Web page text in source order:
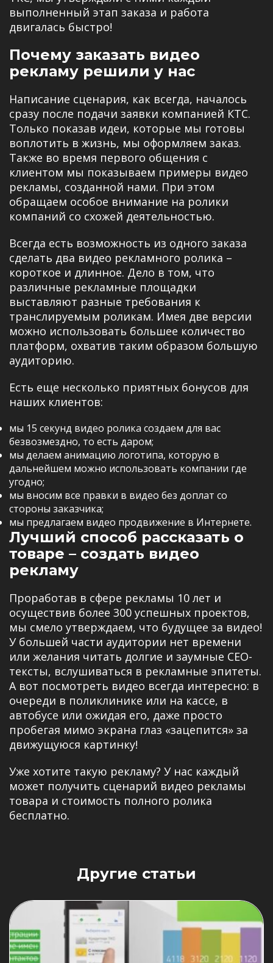
выполненный этап заказа и работа
двигалась быстро!
Почему заказать видео
рекламу решили у нас
Написание сценария, как всегда, началось
сразу после подачи заявки компанией КТС.
Только показав идеи, которые мы готовы
воплотить в жизнь, мы оформляем заказ.
Также во время первого общения с
клиентом мы показываем примеры видео
рекламы, созданной нами. При этом
обращаем особое внимание на ролики
компаний со схожей деятельностью.
Всегда есть возможность из одного заказа
сделать два видео рекламного ролика –
короткое и длинное. Дело в том, что
различные рекламные площадки
выставляют разные требования к
транслируемым роликам. Имея две версии
можно использовать большее количество
платформ, охватив таким образом большую
аудиторию.
Есть еще несколько приятных бонусов для
наших клиентов:
мы 15 секунд видео ролика создаем для вас
безвозмездно, то есть даром;
мы делаем анимацию логотипа, которую в
дальнейшем можно использовать компании где
угодно;
мы вносим все правки в видео без доплат со
стороны заказчика;
мы предлагаем видео продвижение в Интернете.
Лучший способ рассказать о
товаре – создать видео
рекламу
Проработав в сфере рекламы 10 лет и
осуществив более 300 успешных проектов,
мы смело утверждаем, что будущее за видео!
У большей части аудитории нет времени
или желания читать долгие и заумные СЕО-
тексты, вслушиваться в рекламные эпитеты.
А вот посмотреть видео всегда интересно: в
очереди в поликлинике или на кассе, в
автобусе или ожидая его, даже просто
пробегая мимо экрана глаз «зацепится» за
движущуюся картинку!
Уже хотите такую рекламу? У нас каждый
может получить сценарий видео рекламы
товара и стоимость полного ролика
бесплатно.
Другие статьи